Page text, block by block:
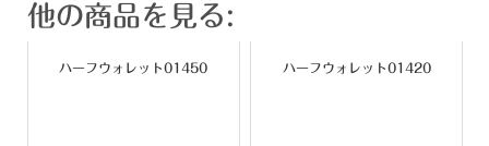
他の商品を見る:
ハーフウォレット01450 ハーフウォレット01420